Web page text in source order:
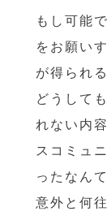
もし可能
をお願い
が得られ
どうして
れない内
スコミュ
ったなん
意外と何